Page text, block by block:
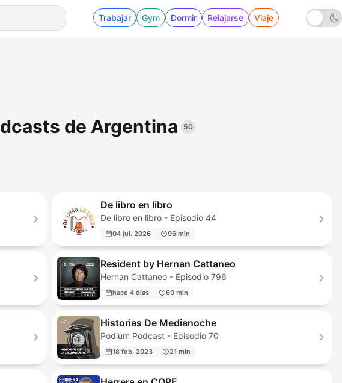
Trabajar Gym Dormir Relajarse Viaje
de Argentina 50
De libro en libro
De libro en libro - Episodio 44
04 jul. 2026 96 min
Resident by Hernan Cattaneo
Hernan Cattaneo - Episodio 796
hace 4 días 60 min
Historias De Medianoche
Podium Podcast - Episodio 70
18 feb. 2023 21 min